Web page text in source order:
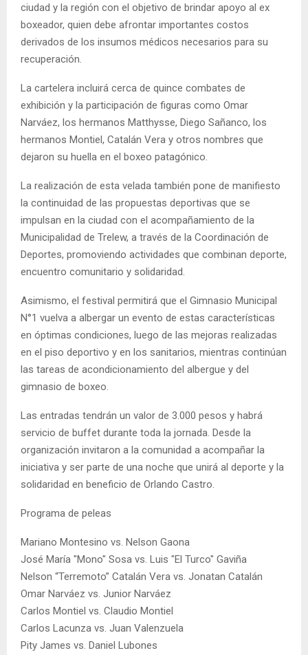
ciudad y la región con el objetivo de brindar apoyo al ex
boxeador, quien debe afrontar importantes costos
derivados de los insumos médicos necesarios para su
recuperación.
La cartelera incluirá cerca de quince combates de
exhibición y la participación de figuras como Omar
Narváez, los hermanos Matthysse, Diego Sañanco, los
hermanos Montiel, Catalán Vera y otros nombres que
dejaron su huella en el boxeo patagónico.
La realización de esta velada también pone de manifiesto
la continuidad de las propuestas deportivas que se
impulsan en la ciudad con el acompañamiento de la
Municipalidad de Trelew, a través de la Coordinación de
Deportes, promoviendo actividades que combinan deporte,
encuentro comunitario y solidaridad.
Asimismo, el festival permitirá que el Gimnasio Municipal
N°1 vuelva a albergar un evento de estas características
en óptimas condiciones, luego de las mejoras realizadas
en el piso deportivo y en los sanitarios, mientras continúan
las tareas de acondicionamiento del albergue y del
gimnasio de boxeo.
Las entradas tendrán un valor de 3.000 pesos y habrá
servicio de buffet durante toda la jornada. Desde la
organización invitaron a la comunidad a acompañar la
iniciativa y ser parte de una noche que unirá al deporte y la
solidaridad en beneficio de Orlando Castro.
Programa de peleas
Mariano Montesino vs. Nelson Gaona
José María "Mono" Sosa vs. Luis "El Turco" Gaviña
Nelson “Terremoto” Catalán Vera vs. Jonatan Catalán
Omar Narváez vs. Junior Narváez
Carlos Montiel vs. Claudio Montiel
Carlos Lacunza vs. Juan Valenzuela
Pity James vs. Daniel Lubones